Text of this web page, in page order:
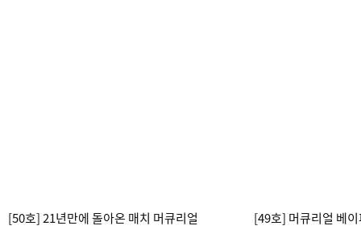
[50호] 21년만에 돌아온 매치 머큐리얼 [49호] 머큐리얼 베